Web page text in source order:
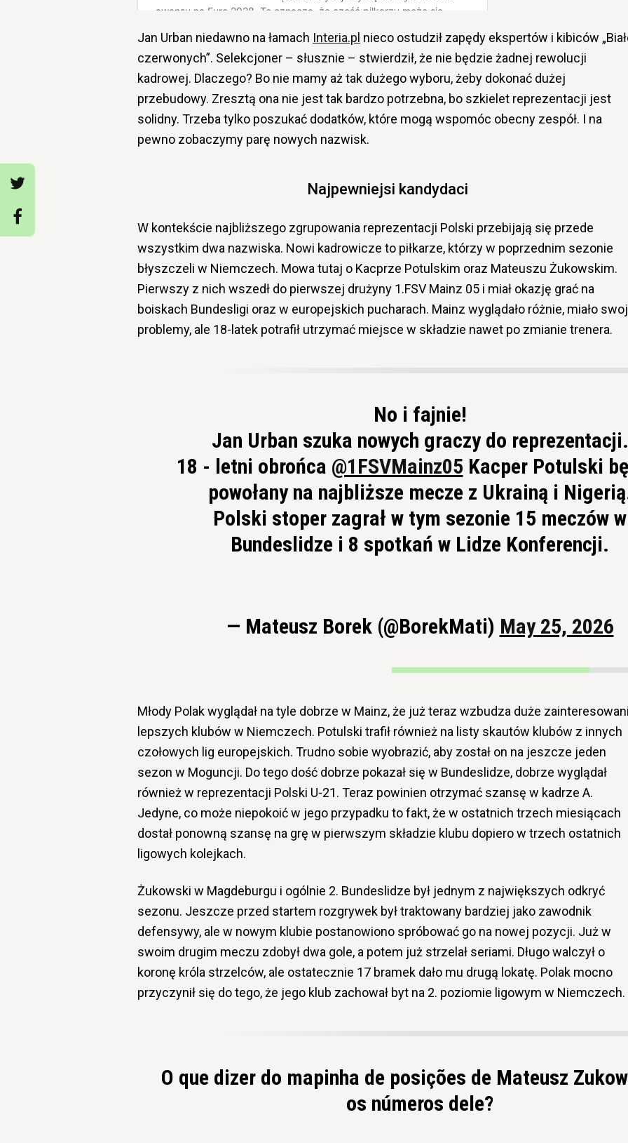
Jan Urban niedawno na łamach Interia.pl nieco ostudził zapędy ekspertów i kibiców
czerwonych”. Selekcjoner – słusznie – stwierdził, że nie będzie żadnej rewolucji
kadrowej. Dlaczego? Bo nie mamy aż tak dużego wyboru, żeby dokonać dużej
przebudowy. Zresztą ona nie jest tak bardzo potrzebna, bo szkielet reprezentacji jest
solidny. Trzeba tylko poszukać dodatków, które mogą wspomóc obecny zespół. I na
pewno zobaczymy parę nowych nazwisk.
Najpewniejsi kandydaci
W kontekście najbliższego zgrupowania reprezentacji Polski przebijają się przede
wszystkim dwa nazwiska. Nowi kadrowicze to piłkarze, którzy w poprzednim sezonie
błyszczeli w Niemczech. Mowa tutaj o Kacprze Potulskim oraz Mateuszu Żukowskim.
Pierwszy z nich wszedł do pierwszej drużyny 1.FSV Mainz 05 i miał okazję grać na
boiskach Bundesligi oraz w europejskich pucharach. Mainz wyglądało różnie, miało
problemy, ale 18-latek potrafił utrzymać miejsce w składzie nawet po zmianie trenera.
No i fajnie!
Jan Urban szuka nowych graczy do reprezentacji.
18 - letni obrońca @1FSVMainz05 Kacper Potulski
powołany na najbliższe mecze z Ukrainą i
Polski stoper zagrał w tym sezonie 15 meczów w
Bundeslidze i 8 spotkań w Lidze Konferencji.
— Mateusz Borek (@BorekMati) May 25, 2026
Młody Polak wyglądał na tyle dobrze w Mainz, że już teraz wzbudza duże
lepszych klubów w Niemczech. Potulski trafił również na listy skautów klubów z innych
czołowych lig europejskich. Trudno sobie wyobrazić, aby został on na jeszcze jeden
sezon w Moguncji. Do tego dość dobrze pokazał się w Bundeslidze, dobrze wyglądał
również w reprezentacji Polski U-21. Teraz powinien otrzymać szansę w kadrze A.
Jedyne, co może niepokoić w jego przypadku to fakt, że w ostatnich trzech miesiącach
dostał ponowną szansę na grę w pierwszym składzie klubu dopiero w trzech ostatnich
ligowych kolejkach.
Żukowski w Magdeburgu i ogólnie 2. Bundeslidze był jednym z największych odkryć
sezonu. Jeszcze przed startem rozgrywek był traktowany bardziej jako zawodnik
defensywy, ale w nowym klubie postanowiono spróbować go na nowej pozycji. Już w
swoim drugim meczu zdobył dwa gole, a potem już strzelał seriami. Długo walczył o
koronę króla strzelców, ale ostatecznie 17 bramek dało mu drugą lokatę. Polak mocno
przyczynił się do tego, że jego klub zachował byt na 2. poziomie ligowym w Niemczech.
O que dizer do mapinha de posições de Mateusz
os números dele?